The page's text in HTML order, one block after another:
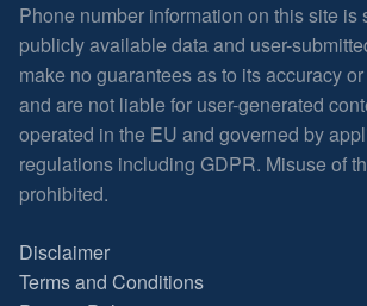
Phone number information on this site is
publicly available data and user-
make no guarantees as to its accuracy
and are not liable for user-generated
operated in the EU and governed by
regulations including GDPR. Misuse of
prohibited.
Disclaimer
Terms and Conditions